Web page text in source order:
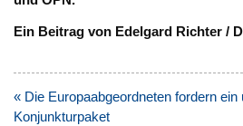
Ein Beitrag von Edelgard Richter /
Beitragsnavigation
« Die Europaabgeordneten fordern ein
Konjunkturpaket